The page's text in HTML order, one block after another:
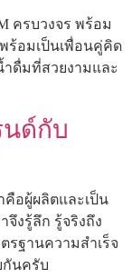
ครบวงจร พร้อม
ร้อมเป็นเพื่อนคู่คิด
ดื่มที่สวยงามและ
นด์กับ
คือผู้ผลิตและเป็น
จึงรู้ลึก รู้จริงถึง
ฐานความสำเร็จ
กันครับ